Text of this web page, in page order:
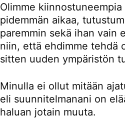
Olimme
pidemmän aikaa,
paremmin sekä ihan vain
niin, että ehdimme tehdä
sitten uuden ympäristön
Minulla ei ollut mitään
eli suunnitelmanani on
haluan jotain muuta.